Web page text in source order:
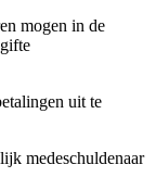
mogen in de
uit te
medeschuldenaar